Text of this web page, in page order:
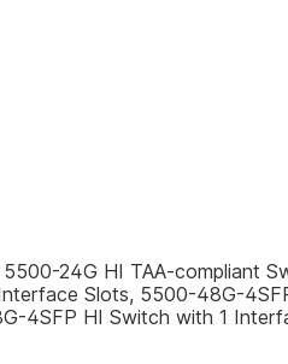
24G HI TAA-compliant
Slots, 5500-48G-
4SFP HI Switch with 1